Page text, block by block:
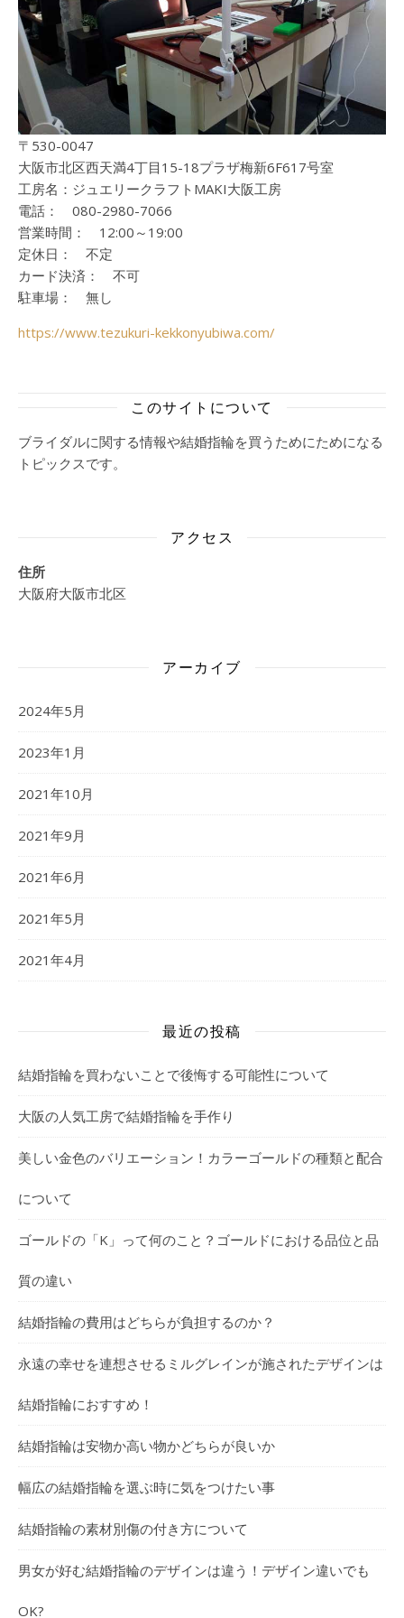
〒530-0047
大阪市北区西天満4丁目15-18プラザ梅新6F617号室
工房名：ジュエリークラフトMAKI大阪工房
電話： 080-2980-7066
営業時間： 12:00～19:00
定休日： 不定
カード決済： 不可
駐車場： 無し
https://www.tezukuri-kekkonyubiwa.com/
このサイトについて
ブライダルに関する情報や結婚指輪を買うためにためになる
トピックスです。
アクセス
住所
大阪府大阪市北区
アーカイブ
2024年5月
2023年1月
2021年10月
2021年9月
2021年6月
2021年5月
2021年4月
最近の投稿
結婚指輪を買わないことで後悔する可能性について
大阪の人気工房で結婚指輪を手作り
美しい金色のバリエーション！カラーゴールドの種類と配合
について
ゴールドの「K」って何のこと？ゴールドにおける品位と品
質の違い
結婚指輪の費用はどちらが負担するのか？
永遠の幸せを連想させるミルグレインが施されたデザインは
結婚指輪におすすめ！
結婚指輪は安物か高い物かどちらが良いか
幅広の結婚指輪を選ぶ時に気をつけたい事
結婚指輪の素材別傷の付き方について
男女が好む結婚指輪のデザインは違う！デザイン違いでも
OK?